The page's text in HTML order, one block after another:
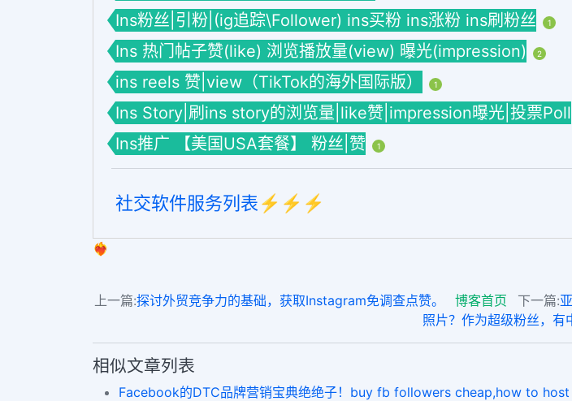
Ins粉丝|引粉|(ig追踪\Follower) ins买粉 ins涨粉 ins刷粉丝 1
Ins 热门帖子赞(like) 浏览播放量(view) 曝光(impression) 2
ins reels 赞|view（TikTok的海外国际版） 1
Ins Story|刷ins story的浏览量|like赞|impression曝光|投票Poll
Ins推广 【美国USA套餐】 粉丝|赞 1
社交软件服务列表⚡️⚡️⚡️
❤️‍🔥
上一篇:探讨外贸竞争力的基础，获取Instagram免调查点赞。 博客首页 下一篇:
照片？作为超级粉丝，有
相似文章列表
Facebook的DTC品牌营销宝典绝绝子！buy fb followers cheap,how to